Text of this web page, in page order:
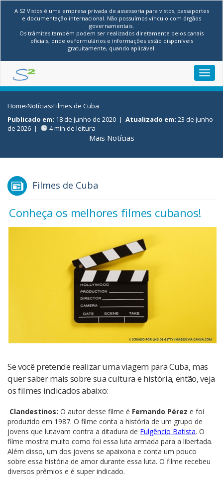
A S2 Vistos é uma empresa privada de assessoria para vistos, passaportes
e documentação internacional. Não possuímos vínculo com órgãos
governamentais.
Os trâmites também podem ser realizados diretamente pelos canais
oficiais, onde os formulários e informações estão disponíveis
gratuitamente, quando aplicável.
Home›Notícias›Filmes de Cuba
Publicado em: 18 de junho de 2020 | Atualizado em: 23 de junho
de 2026 | 4 min de leitura
Mais Notícias
Filmes de Cuba
Conheça os melhores filmes cubanos!
Se você pretende realizar uma viagem para Cuba, mas
quer saber mais sobre sua cultura e história, então, veja
os filmes indicados abaixo:
Clandestinos: O autor desse filme é Fernando Pérez e foi
produzido em 1987. O filme conta a história de um grupo de
jovens que lutavam contra a ditadura de Fulgêncio Batista. O
filme mostra muito como foi essa luta armada para a libertada.
Além disso, um dos jovens se apaixona e conta um pouco
sobre essa história de amor durante essa luta. O filme recebeu
diversos prêmios e é super indicado.